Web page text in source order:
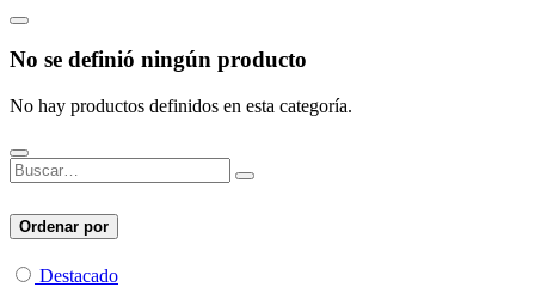
No se definió ningún producto
No hay productos definidos en esta categoría.
Ordenar por
Destacado